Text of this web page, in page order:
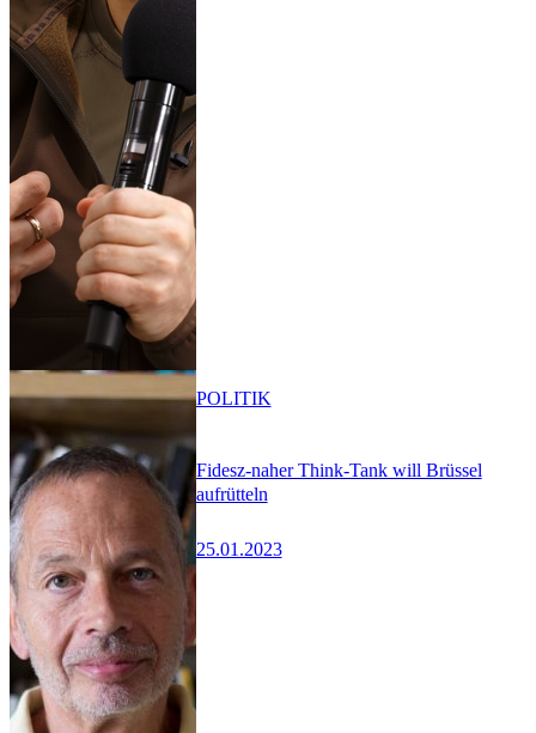
Fidesz-naher Think-Tank will Brüssel
aufrütteln
25.01.2023
POLITIK